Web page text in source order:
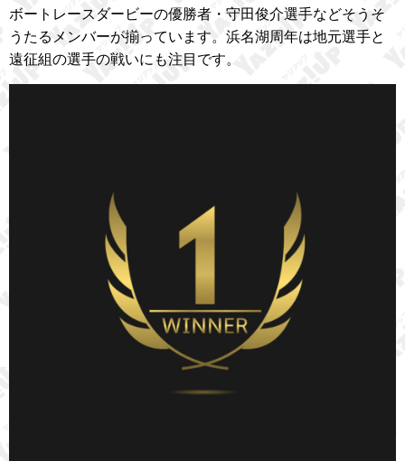
ボートレースダービーの優勝者・守田俊介選手などそうそ
うたるメンバーが揃っています。浜名湖周年は地元選手と
遠征組の選手の戦いにも注目です。